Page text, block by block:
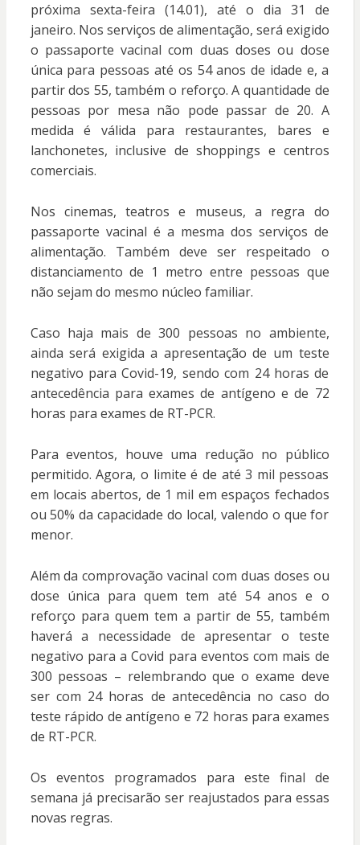
próxima sexta-feira (14.01), até o dia 31 de
janeiro. Nos serviços de alimentação, será exigido
o passaporte vacinal com duas doses ou dose
única para pessoas até os 54 anos de idade e, a
partir dos 55, também o reforço. A quantidade de
pessoas por mesa não pode passar de 20. A
medida é válida para restaurantes, bares e
lanchonetes, inclusive de shoppings e centros
comerciais.
Nos cinemas, teatros e museus, a regra do
passaporte vacinal é a mesma dos serviços de
alimentação. Também deve ser respeitado o
distanciamento de 1 metro entre pessoas que
não sejam do mesmo núcleo familiar.
Caso haja mais de 300 pessoas no ambiente,
ainda será exigida a apresentação de um teste
negativo para Covid-19, sendo com 24 horas de
antecedência para exames de antígeno e de 72
horas para exames de RT-PCR.
Para eventos, houve uma redução no público
permitido. Agora, o limite é de até 3 mil pessoas
em locais abertos, de 1 mil em espaços fechados
ou 50% da capacidade do local, valendo o que for
menor.
Além da comprovação vacinal com duas doses ou
dose única para quem tem até 54 anos e o
reforço para quem tem a partir de 55, também
haverá a necessidade de apresentar o teste
negativo para a Covid para eventos com mais de
300 pessoas – relembrando que o exame deve
ser com 24 horas de antecedência no caso do
teste rápido de antígeno e 72 horas para exames
de RT-PCR.
Os eventos programados para este final de
semana já precisarão ser reajustados para essas
novas regras.